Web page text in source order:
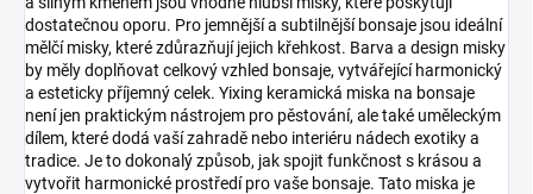
dostatečnou oporu. Pro jemnější a subtilnější bonsaje jsou ideální
mělčí misky, které zdůrazňují jejich křehkost. Barva a design misky
by měly doplňovat celkový vzhled bonsaje, vytvářející harmonický
a esteticky příjemný celek. Yixing keramická miska na bonsaje
není jen praktickým nástrojem pro pěstování, ale také uměleckým
dílem, které dodá vaší zahradě nebo interiéru nádech exotiky a
tradice. Je to dokonalý způsob, jak spojit funkčnost s krásou a
vytvořit harmonické prostředí pro vaše bonsaje. Tato miska je